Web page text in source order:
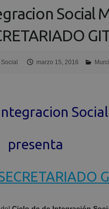
Social
marzo 15, 2016
presenta